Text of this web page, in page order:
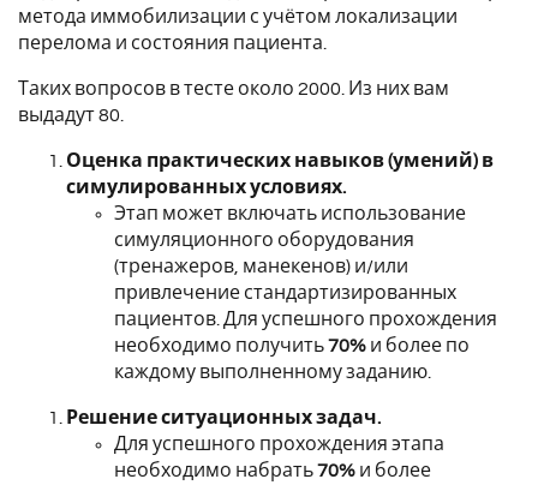
метода иммобилизации с учётом локализации
перелома и состояния пациента.
Таких вопросов в тесте около 2000. Из них вам
выдадут 80.
Оценка практических навыков (умений) в
симулированных условиях.
Этап может включать использование
симуляционного оборудования
(тренажеров, манекенов) и/или
привлечение стандартизированных
пациентов. Для успешного прохождения
необходимо получить70% и более по
каждому выполненному заданию.
Решение ситуационных задач.
Для успешного прохождения этапа
необходимо набрать70% и более